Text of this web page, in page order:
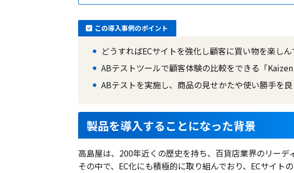
この導入事例のポイント
どうすればECサイトを強化し顧客に買い物を楽し
ABテストツールで顧客体験の比較をできる「
ABテストを実施し、商品の見せかたや使い勝手を
製品を導入することになった背景
高島屋は、200年近くの歴史を持ち、百貨店業界のリーデ
その中で、EC化にも積極的に取り組んでおり、ECサイト